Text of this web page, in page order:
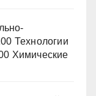
Технологии
Химические